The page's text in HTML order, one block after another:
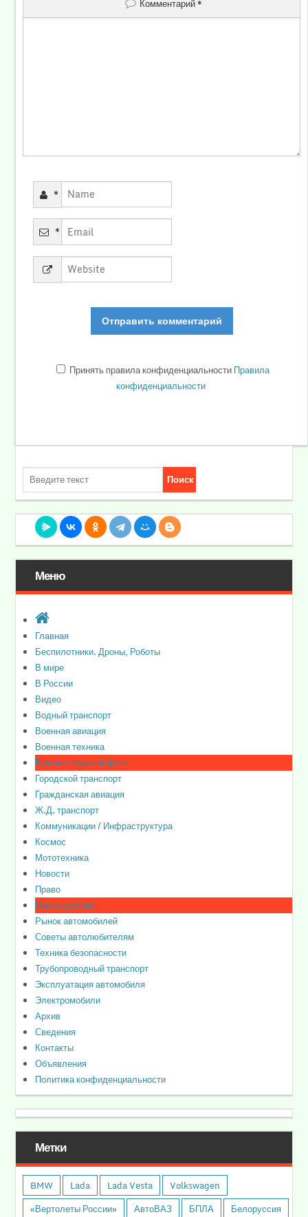
Комментарий*
*
*
Принять правила конфиденциальностиПравила
конфиденциальности
Меню
Главная
Беспилотники. Дроны, Роботы
В мире
В России
Видео
Водный транспорт
Военная авиация
Военная техника
Военно-морской флот
Городской транспорт
Гражданская авиация
Ж.Д. транспорт
Коммуникации / Инфраструктура
Космос
Мототехника
Новости
Право
Происшествия
Рынок автомобилей
Советы автолюбителям
Техника безопасности
Трубопроводный транспорт
Эксплуатация автомобиля
Электромобили
Архив
Сведения
Контакты
Объявления
Политика конфиденциальности
Метки
BMW Lada Lada Vesta
Volkswagen
«Вертолеты России»
АвтоВАЗ БПЛА
Белоруссия